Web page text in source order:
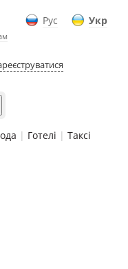
Рус Укр
| Готелі | Таксі